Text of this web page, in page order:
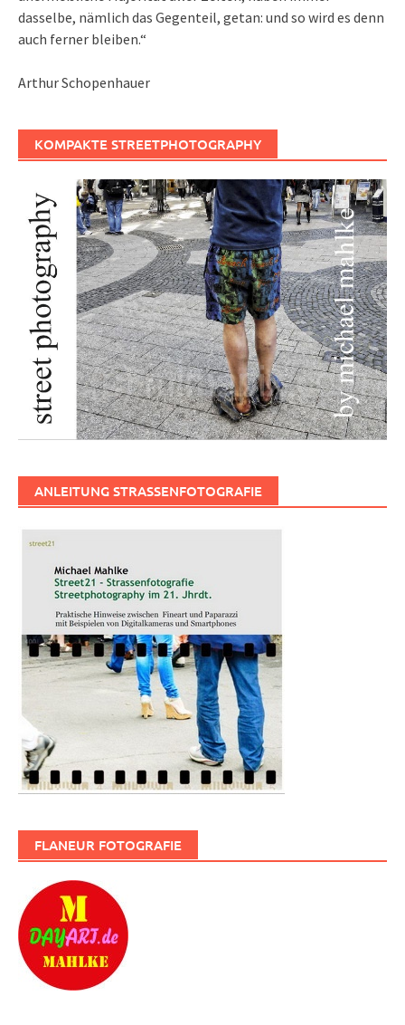
dasselbe, nämlich das Gegenteil, getan: und so wird es denn
auch ferner bleiben.“
Arthur Schopenhauer
KOMPAKTE STREETPHOTOGRAPHY
ANLEITUNG STRASSENFOTOGRAFIE
FLANEUR FOTOGRAFIE